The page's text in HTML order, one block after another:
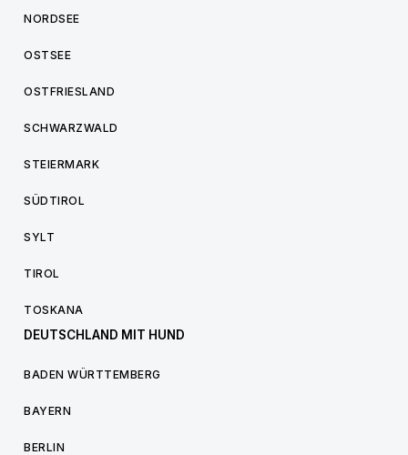
NORDSEE
OSTSEE
OSTFRIESLAND
SCHWARZWALD
STEIERMARK
SÜDTIROL
SYLT
TIROL
TOSKANA
DEUTSCHLAND MIT HUND
BADEN WÜRTTEMBERG
BAYERN
BERLIN